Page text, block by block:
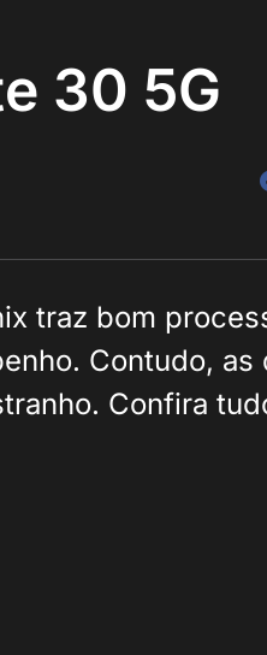
30 5G
traz bom
Contudo, as
Confira